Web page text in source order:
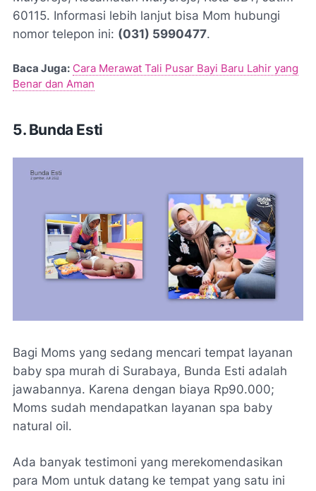
60115. Informasi lebih lanjut bisa Mom hubungi
nomor telepon ini: (031) 5990477.
Baca Juga: Cara Merawat Tali Pusar Bayi Baru Lahir yang
Benar dan Aman
5. Bunda Esti
Bagi Moms yang sedang mencari tempat layanan
baby spa murah di Surabaya, Bunda Esti adalah
jawabannya. Karena dengan biaya Rp90.000;
Moms sudah mendapatkan layanan spa baby
natural oil.
Ada banyak testimoni yang merekomendasikan
para Mom untuk datang ke tempat yang satu ini